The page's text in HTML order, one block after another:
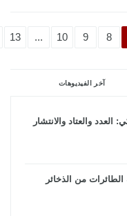
8
9
10
...
13
آخر الفيديوهات
والعتاد والانتشار
من الذخائر